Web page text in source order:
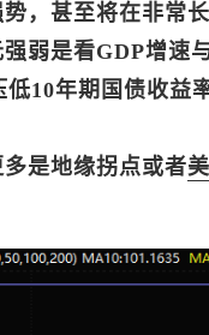
，甚至将在非常
弱是看GDP增速
10年期国债收益
是地缘拐点或者